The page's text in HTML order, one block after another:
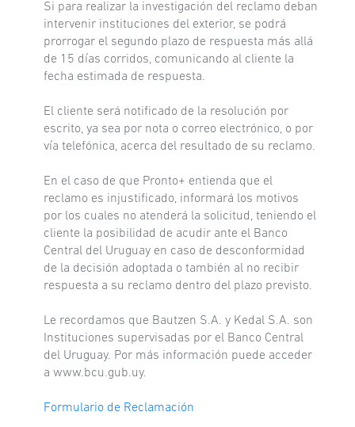
Si para realizar la investigación del reclamo deban
intervenir instituciones del exterior, se podrá
prorrogar el segundo plazo de respuesta más allá
de 15 días corridos, comunicando al cliente la
fecha estimada de respuesta.
El cliente será notificado de la resolución por
escrito, ya sea por nota o correo electrónico, o por
vía telefónica, acerca del resultado de su reclamo.
En el caso de que Pronto+ entienda que el
reclamo es injustificado, informará los motivos
por los cuales no atenderá la solicitud, teniendo el
cliente la posibilidad de acudir ante el Banco
Central del Uruguay en caso de desconformidad
de la decisión adoptada o también al no recibir
respuesta a su reclamo dentro del plazo previsto.
Le recordamos que Bautzen S.A. y Kedal S.A. son
Instituciones supervisadas por el Banco Central
del Uruguay. Por más información puede acceder
a www.bcu.gub.uy.
Formulario de Reclamación